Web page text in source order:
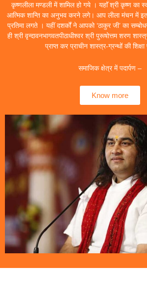
कृष्णलीला मण्डली में शामिल हो गये । यहाॅं श्री कृष्ण का
आत्मिक शान्ति का अनुभव करने लगे। आप लीला मंचन में
प्रतिमा लगते । यहीं दशर्कों ने आपको ‘ठाकुर जी’ का
ही श्री वृन्दावनभागवतपीठाधीश्वर श्री पुरूषोत्तम शरण
प्राप्त कर प्राचीन शास्त्र-ग्रन्थों की शिक्षा
समाजिक क्षेत्र में पदार्पण –
Know more